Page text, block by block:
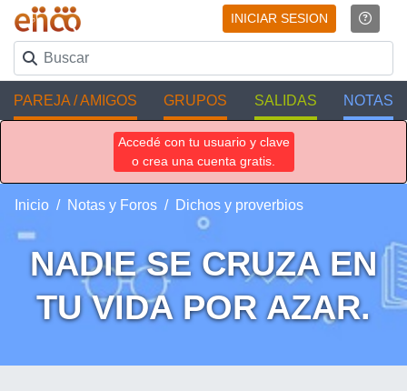
INICIAR SESION
PAREJA / AMIGOS GRUPOS SALIDAS NOTAS
Accedé con tu usuario y clave
o crea una cuenta gratis.
Inicio Notas y Foros Dichos y proverbios
NADIE SE CRUZA EN
TU VIDA POR AZAR.